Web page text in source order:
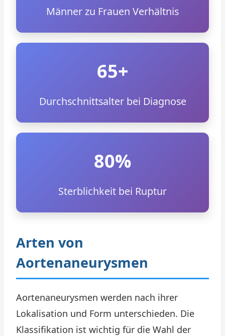
Männer zu Frauen Verhältnis
65+
Durchschnittsalter bei Diagnose
80%
Sterblichkeit bei Ruptur
Arten von
Aortenaneurysmen
Aortenaneurysmen werden nach ihrer
Lokalisation und Form unterschieden. Die
Klassifikation ist wichtig für die Wahl der